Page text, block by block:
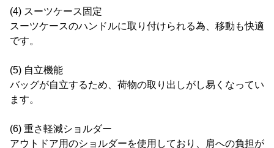
(4) スーツケース固定
スーツケースのハンドルに取り付けられる為、移動も快適
です。
(5) 自立機能
バッグが自立するため、荷物の取り出しがし易くなってい
ます。
(6) 重さ軽減ショルダー
アウトドア用のショルダーを使用しており、肩への負担が